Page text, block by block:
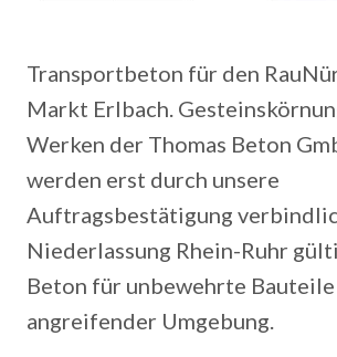
Transportbeton für den
Markt Erlbach.
Werken der Thomas Beton
werden erst durch unsere
Auftragsbestätigung
Niederlassung Rhein-Ruhr
Beton für unbewehrte
angreifender Umgebung.